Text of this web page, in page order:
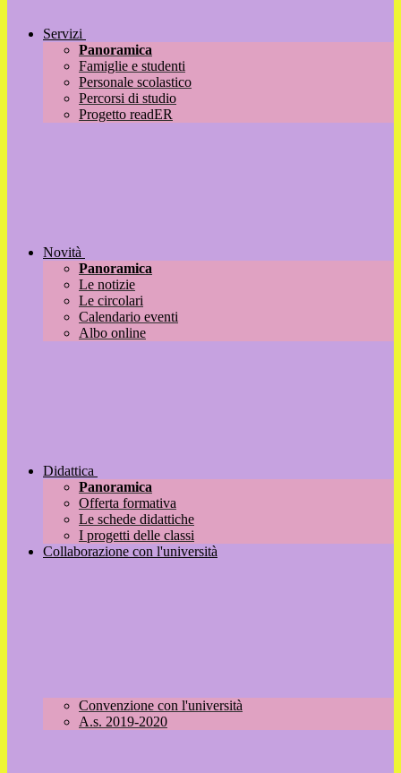
Servizi
Panoramica
Famiglie e studenti
Personale scolastico
Percorsi di studio
Progetto readER
Novità
Panoramica
Le notizie
Le circolari
Calendario eventi
Albo online
Didattica
Panoramica
Offerta formativa
Le schede didattiche
I progetti delle classi
Collaborazione con l'università
Convenzione con l'università
A.s. 2019-2020